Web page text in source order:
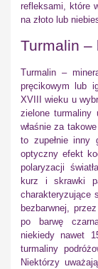
refleksami, które
na złoto lub
Turmalin –
Turmalin –
pręcikowym lub
XVIII wieku u
zielone turmaliny
właśnie za
to zupełnie inny
optyczny efekt
polaryzacji
kurz i skrawki
charakteryzujące
bezbarwnej,
po barwę
niekiedy nawet
turmaliny
Niektórzy